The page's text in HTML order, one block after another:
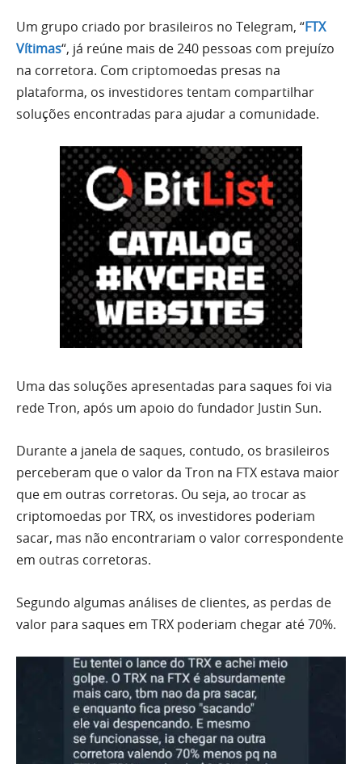
Um grupo criado por brasileiros no Telegram, “FTX
Vítimas“, já reúne mais de 240 pessoas com prejuízo
na corretora. Com criptomoedas presas na
plataforma, os investidores tentam compartilhar
soluções encontradas para ajudar a comunidade.
Uma das soluções apresentadas para saques foi via
rede Tron, após um apoio do fundador Justin Sun.
Durante a janela de saques, contudo, os brasileiros
perceberam que o valor da Tron na FTX estava maior
que em outras corretoras. Ou seja, ao trocar as
criptomoedas por TRX, os investidores poderiam
sacar, mas não encontrariam o valor correspondente
em outras corretoras.
Segundo algumas análises de clientes, as perdas de
valor para saques em TRX poderiam chegar até 70%.